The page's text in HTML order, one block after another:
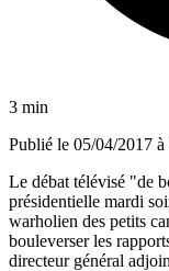
3 min
Publié le 05/04/2017 à
Le débat télévisé "de
présidentielle mardi
warholien des petits
bouleverser les
directeur général